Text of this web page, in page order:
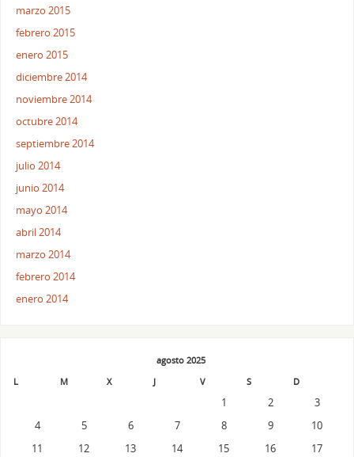
marzo 2015
febrero 2015
enero 2015
diciembre 2014
noviembre 2014
octubre 2014
septiembre 2014
julio 2014
junio 2014
mayo 2014
abril 2014
marzo 2014
febrero 2014
enero 2014
agosto 2025
L
M X J V S D
1 2
3
4
5 6 7 8 9
10
11
12 13 14 15 16
17